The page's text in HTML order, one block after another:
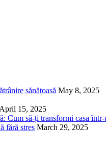
sănătoasă May 8, 2025
April 15, 2025
Cum să-ți transformi casa
fără stres March 29, 2025